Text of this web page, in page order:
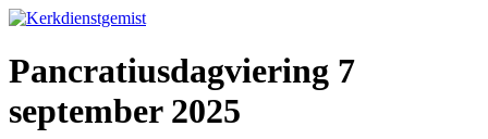
Pancratiusdagviering 7
september 2025